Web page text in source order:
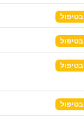
בטיפול
בטיפול
בטיפול
בטיפול